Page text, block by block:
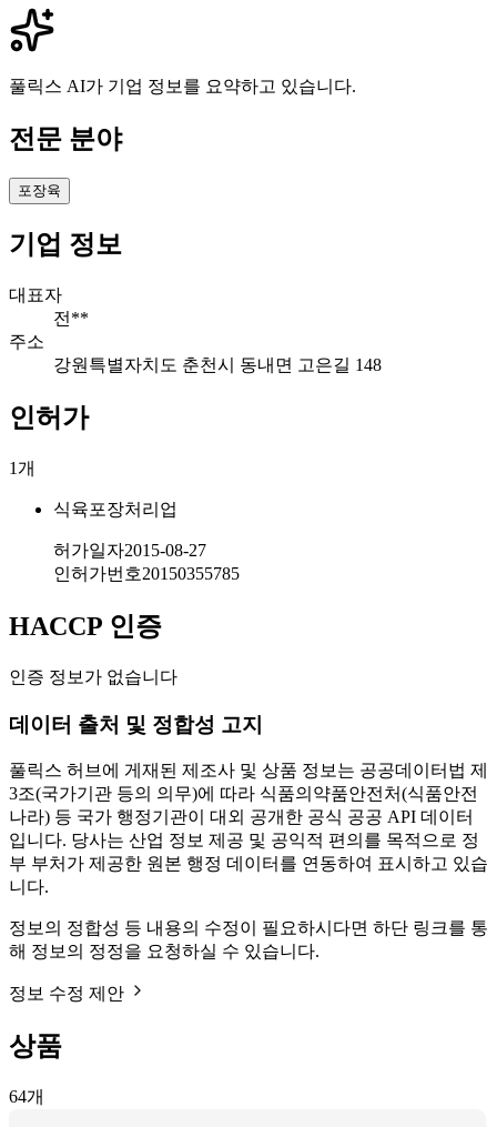
풀릭스 AI가 기업 정보를 요약하고 있습니다.
전문 분야
포장육
기업 정보
대표자
전**
주소
강원특별자치도 춘천시 동내면 고은길 148
인허가
1개
식육포장처리업
허가일자2015-08-27
인허가번호20150355785
HACCP 인증
인증 정보가 없습니다
데이터 출처 및 정합성 고지
풀릭스 허브에 게재된 제조사 및 상품 정보는 공공데이터법 제
3조(국가기관 등의 의무)에 따라 식품의약품안전처(식품안전
나라) 등 국가 행정기관이 대외 공개한 공식 공공 API 데이터
입니다. 당사는 산업 정보 제공 및 공익적 편의를 목적으로 정
부 부처가 제공한 원본 행정 데이터를 연동하여 표시하고 있습
니다.
정보의 정합성 등 내용의 수정이 필요하시다면 하단 링크를 통
해 정보의 정정을 요청하실 수 있습니다.
정보 수정 제안
상품
64개